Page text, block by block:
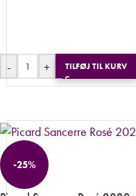
- + TILFØJ TIL KURV
-25%